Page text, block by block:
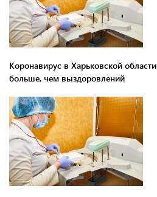
Коронавирус в Харьковской
больше, чем выздоровлений